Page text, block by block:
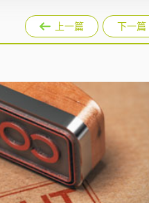
上一篇 下一篇